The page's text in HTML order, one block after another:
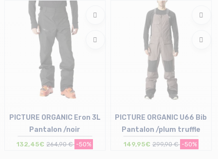
S
PICTURE ORGANIC Eron 3L
Pantalon /noir
132,45€ 264,90 € -50%
PICTURE ORGANIC U66 Bib
Pantalon /plum truffle
149,95€ 299,90 € -50%